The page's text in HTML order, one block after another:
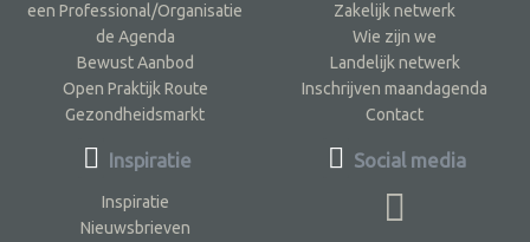
een Professional/Organisatie
de Agenda
Bewust Aanbod
Open Praktijk Route
Gezondheidsmarkt
Inspiratie
Inspiratie
Nieuwsbrieven
Zakelijk netwerk
Wie zijn we
Landelijk netwerk
Inschrijven maandagenda
Contact
Social media